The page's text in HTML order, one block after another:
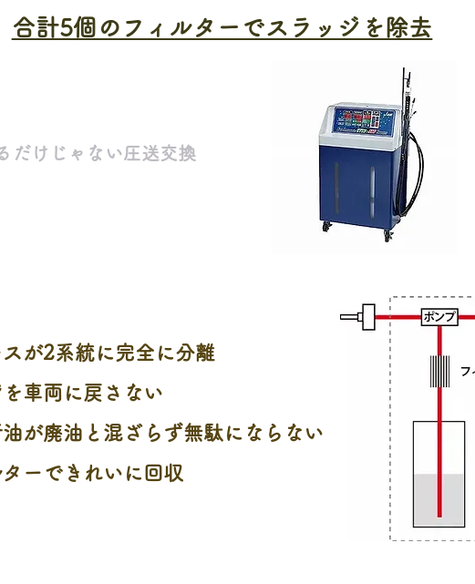
合計5個のフィルターでスラッジを除去
だけじゃない圧送交換
が2系統に完全に分離
車両に戻さない
油が廃油と混ざらず無駄にならない
ーできれいに回収